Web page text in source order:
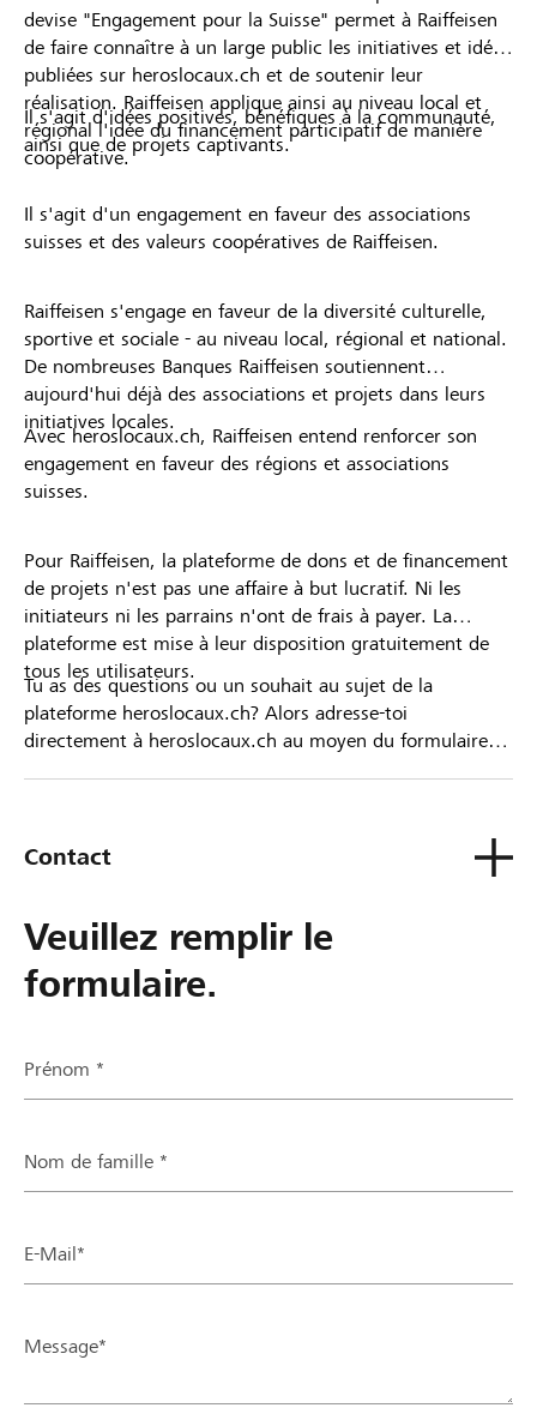
devise "Engagement pour la Suisse" permet à Raiffeisen
de faire connaître à un large public les initiatives et idées
publiées sur heroslocaux.ch et de soutenir leur
réalisation. Raiffeisen applique ainsi au niveau local et
régional l'idée du financement participatif de manière
coopérative.
Il s'agit d'idées positives, bénéfiques à la communauté,
ainsi que de projets captivants.
Il s'agit d'un engagement en faveur des associations
suisses et des valeurs coopératives de Raiffeisen.
Raiffeisen s'engage en faveur de la diversité culturelle,
sportive et sociale - au niveau local, régional et national.
De nombreuses Banques Raiffeisen soutiennent
aujourd'hui déjà des associations et projets dans leurs
initiatives locales.
Avec heroslocaux.ch, Raiffeisen entend renforcer son
engagement en faveur des régions et associations
suisses.
Pour Raiffeisen, la plateforme de dons et de financement
de projets n'est pas une affaire à but lucratif. Ni les
initiateurs ni les parrains n'ont de frais à payer. La
plateforme est mise à leur disposition gratuitement de
tous les utilisateurs.
Tu as des questions ou un souhait au sujet de la
plateforme heroslocaux.ch? Alors adresse-toi
directement à heroslocaux.ch au moyen du formulaire
Contact
Veuillez remplir le
formulaire.
Prénom *
Nom de famille *
E-Mail*
Message*